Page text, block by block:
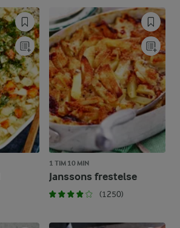
1 TIM 10 MIN
Janssons frestelse
(1250)